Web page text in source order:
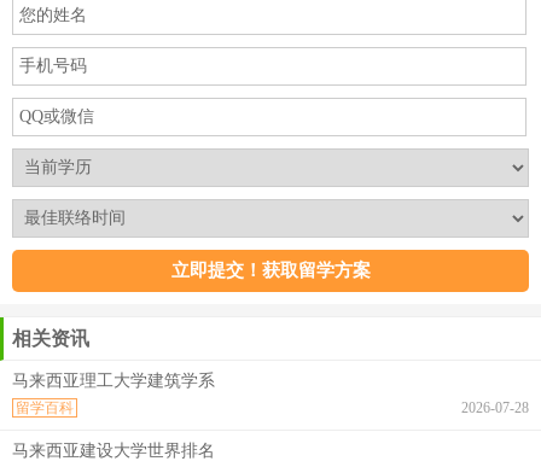
相关资讯
马来西亚理工大学建筑学系
2026-07-28
留学百科
马来西亚建设大学世界排名